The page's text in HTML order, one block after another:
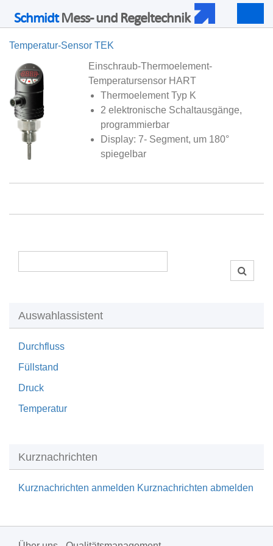
SchmidtMess- und Regeltechnik
Temperatur-Sensor TEK
Einschraub-Thermoelement-
Temperatursensor HART
Thermoelement Typ K
2 elektronische Schaltausgänge,
programmierbar
Display: 7- Segment, um 180°
spiegelbar
Auswahlassistent
Durchfluss
Füllstand
Druck
Temperatur
Kurznachrichten
Kurznachrichten anmelden Kurznachrichten abmelden